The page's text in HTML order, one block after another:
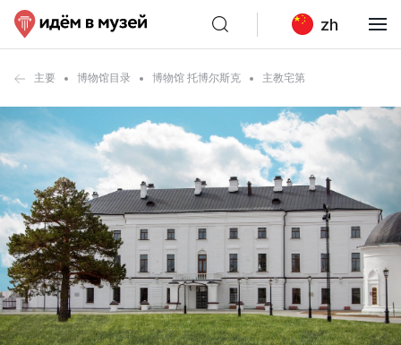
zh
主要 博物馆目录 博物馆 托博尔斯克 主教宅第